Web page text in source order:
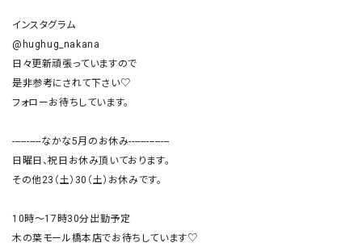
インスタグラム
@hughug_nakana
日々更新頑張っていますので
是非参考にされて下さい♡
フォローお待ちしています。
----------なかな5月のお休み--------------
日曜日、祝日お休み頂いております。
その他23（土）30（土）お休みです。
10時〜17時30分出勤予定
木の葉モール橋本店でお待ちしています♡